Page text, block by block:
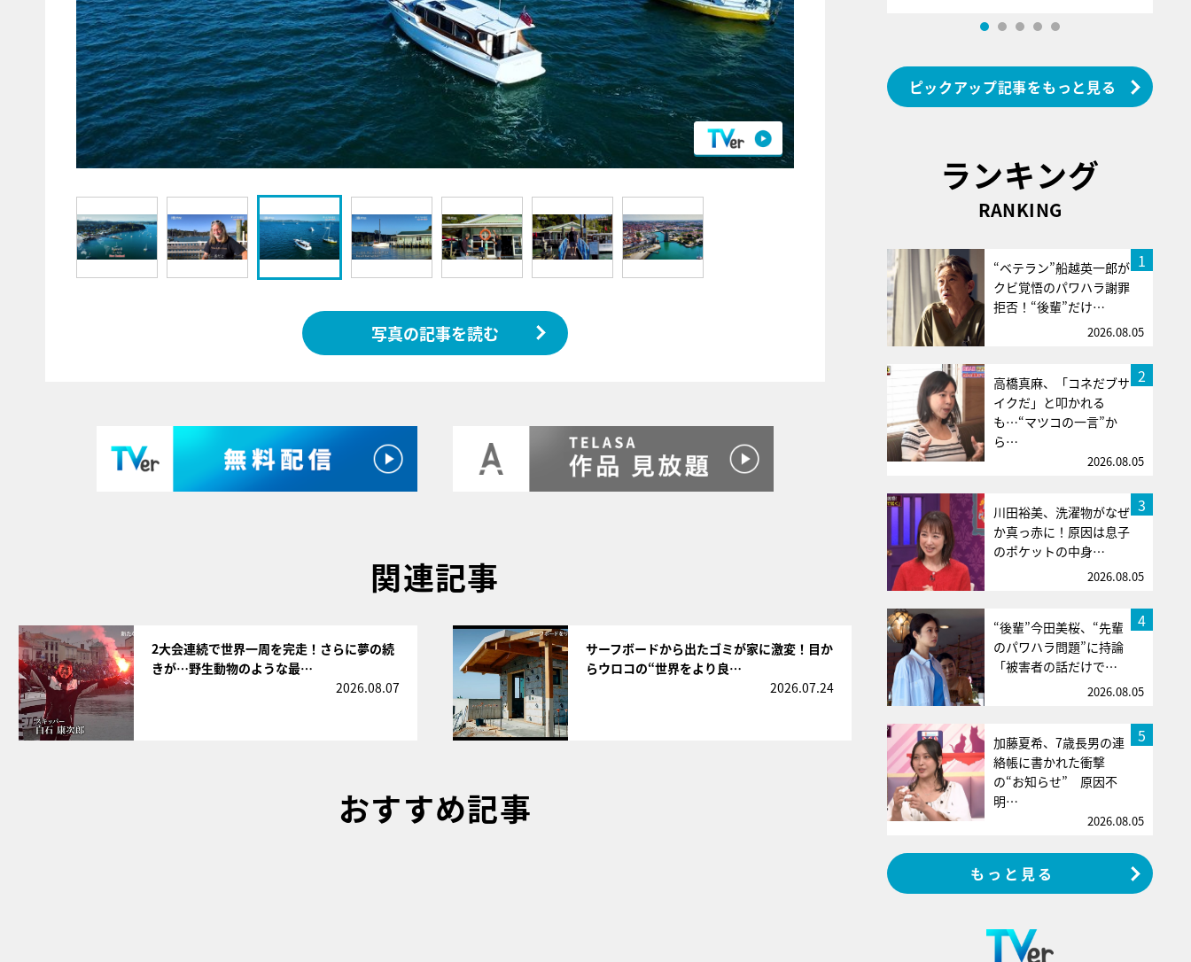
写真の記事を読む
関連記事
2大会連続で世界一周を完走！さらに夢の続
きが…野生動物のような最…
2026.08.07
サーフボードから出たゴミが家に激変！目か
らウロコの“世界をより良…
2026.07.24
おすすめ記事
ピックアップ記事をもっと見る
ランキング
RANKING
1
“ベテラン”船越英一郎が
クビ覚悟のパワハラ謝罪
拒否！“後輩”だけ…
2026.08.05
2
高橋真麻、「コネだブサ
イクだ」と叩かれる
も…“マツコの一言”か
ら…
2026.08.05
3
川田裕美、洗濯物がなぜ
か真っ赤に！原因は息子
のポケットの中身…
2026.08.05
4
“後輩”今田美桜、“先輩
のパワハラ問題”に持論
「被害者の話だけで…
2026.08.05
5
加藤夏希、7歳長男の連
絡帳に書かれた衝撃
の“お知らせ” 原因不
明…
2026.08.05
もっと見る